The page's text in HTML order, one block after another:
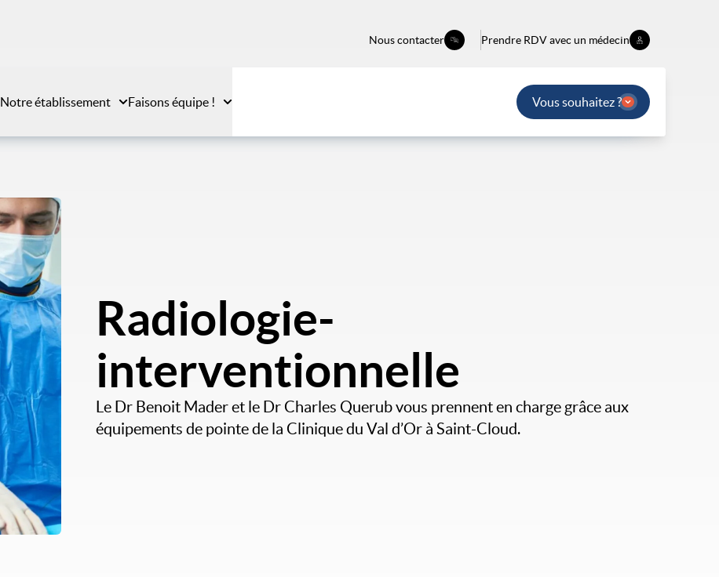
Nous contacter Prendre RDV avec un médecin
Notre établissement Faisons équipe ! Vous souhaitez ?
Radiologie-
interventionnelle
Le Dr Benoit Mader et le Dr Charles Querub vous prennent en charge grâce aux
équipements de pointe de la Clinique du Val d’Or à Saint-Cloud.